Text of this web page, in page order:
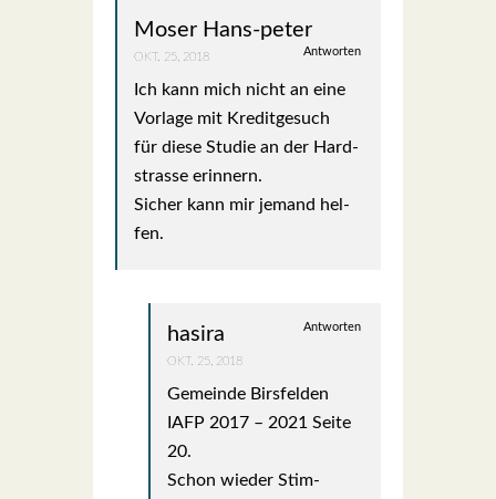
Moser Hans-peter
Antworten
OKT. 25, 2018
Ich kann mich nicht an eine
Vor­la­ge mit Kre­dit­ge­such
für die­se Stu­die an der Hard­
stras­se erin­nern.
Sicher kann mir jemand hel­
fen.
hasira Antworten
OKT. 25, 2018
Gemein­de Birs­fel­den
IAFP 2017 – 2021 Sei­te
20.
Schon wie­der Stim­